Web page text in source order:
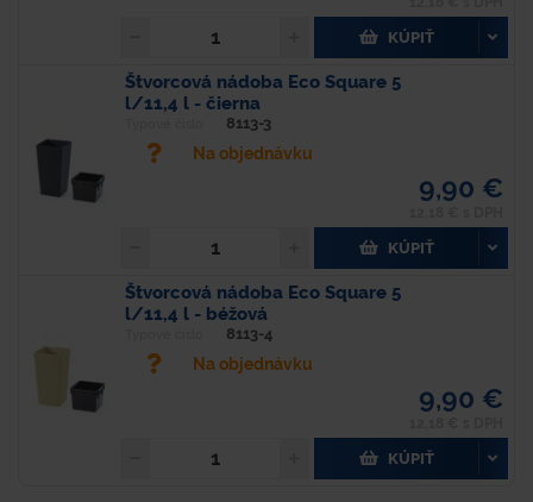
KÚPIŤ
Štvorcová nádoba Eco Square 5
l/11,4 l - čierna
8113-3
Na objednávku
9,90 €
KÚPIŤ
Štvorcová nádoba Eco Square 5
l/11,4 l - béžová
8113-4
Na objednávku
9,90 €
KÚPIŤ